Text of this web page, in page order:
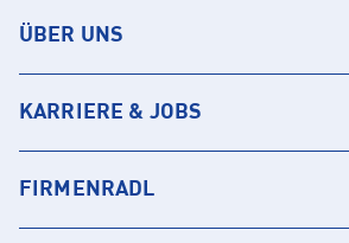
ÜBER UNS
KARRIERE & JOBS
FIRMENRADL